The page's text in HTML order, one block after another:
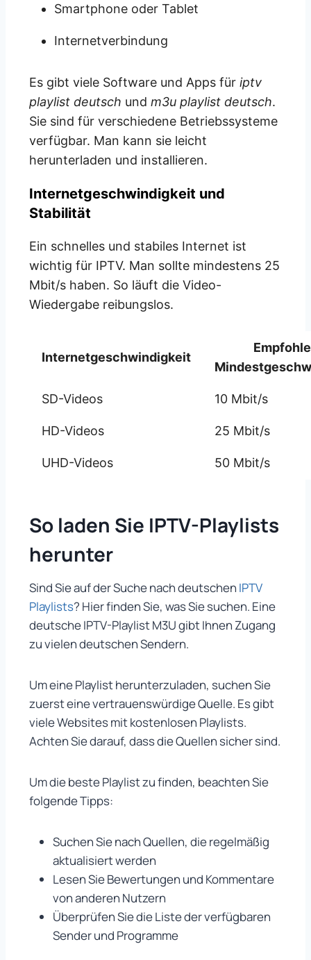
Smartphone oder Tablet
Internetverbindung
Es gibt viele Software und Apps für iptv
playlist deutsch und m3u playlist deutsch.
Sie sind für verschiedene Betriebssysteme
verfügbar. Man kann sie leicht
herunterladen und installieren.
Internetgeschwindigkeit und
Stabilität
Ein schnelles und stabiles Internet ist
wichtig für IPTV. Man sollte mindestens 25
Mbit/s haben. So läuft die Video-
Wiedergabe reibungslos.
Internetgeschwindigkeit
SD-Videos 10 Mbit/s
HD-Videos 25 Mbit/s
UHD-Videos 50 Mbit/s
So laden Sie IPTV-Playlists
herunter
Sind Sie auf der Suche nach deutschen IPTV
Playlists? Hier finden Sie, was Sie suchen. Eine
deutsche IPTV-Playlist M3U gibt Ihnen Zugang
zu vielen deutschen Sendern.
Um eine Playlist herunterzuladen, suchen Sie
zuerst eine vertrauenswürdige Quelle. Es gibt
viele Websites mit kostenlosen Playlists.
Achten Sie darauf, dass die Quellen sicher sind.
Um die beste Playlist zu finden, beachten Sie
folgende Tipps:
Suchen Sie nach Quellen, die regelmäßig
aktualisiert werden
Lesen Sie Bewertungen und Kommentare
von anderen Nutzern
Überprüfen Sie die Liste der verfügbaren
Sender und Programme